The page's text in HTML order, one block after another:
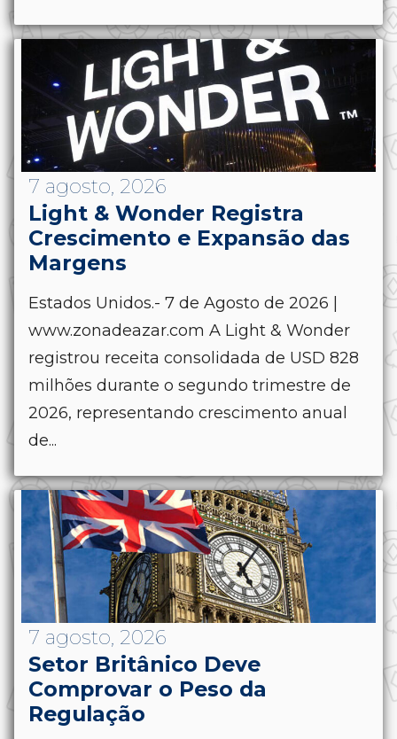
7 agosto, 2026
Light & Wonder Registra
Crescimento e Expansão das
Margens
Estados Unidos.- 7 de Agosto de 2026 |
www.zonadeazar.com A Light & Wonder
registrou receita consolidada de USD 828
milhões durante o segundo trimestre de
2026, representando crescimento anual
de...
7 agosto, 2026
Setor Britânico Deve
Comprovar o Peso da
Regulação